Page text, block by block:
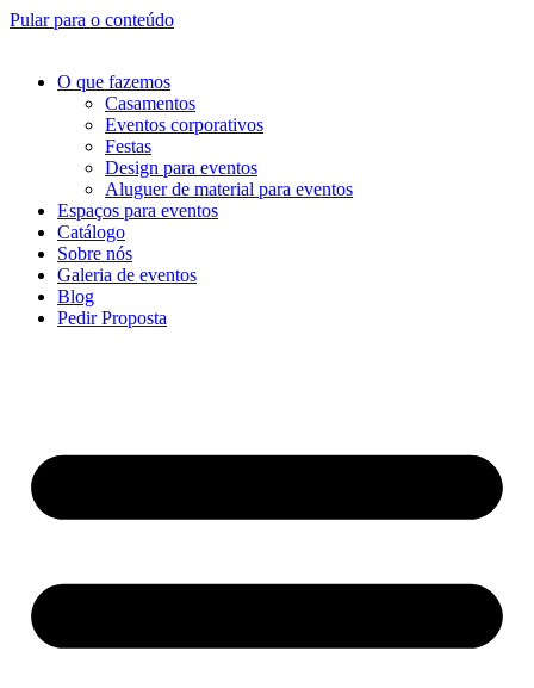
Pular para o conteúdo
O que fazemos
Casamentos
Eventos corporativos
Festas
Design para eventos
Aluguer de material para eventos
Espaços para eventos
Catálogo
Sobre nós
Galeria de eventos
Blog
Pedir Proposta